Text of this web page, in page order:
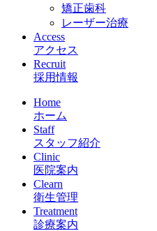
矯正歯科
レーザー治療
Access
アクセス
Recruit
採用情報
Home
ホーム
Staff
スタッフ紹介
Clinic
医院案内
Clearn
衛生管理
Treatment
診療案内